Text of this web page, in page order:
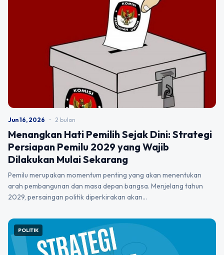
Jun 16, 2026 • 2 bulan
Menangkan Hati Pemilih Sejak Dini: Strategi
Persiapan Pemilu 2029 yang Wajib
Dilakukan Mulai Sekarang
Pemilu merupakan momentum penting yang akan menentukan
arah pembangunan dan masa depan bangsa. Menjelang tahun
2029, persaingan politik diperkirakan akan…
POLITIK